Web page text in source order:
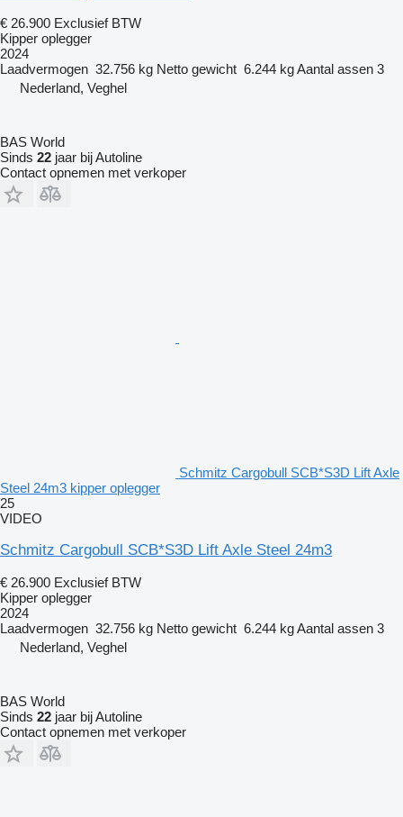
€ 26.900 Exclusief BTW
Kipper oplegger
2024
Laadvermogen 32.756 kg Netto gewicht 6.244 kgAantal assen 3
Nederland, Veghel
BAS World
Sinds 22 jaar bij Autoline
Contact opnemen met verkoper
Schmitz Cargobull SCB*S3D Lift Axle
Steel 24m3 kipper oplegger
25
VIDEO
Schmitz Cargobull SCB*S3D Lift Axle Steel 24m3
€ 26.900 Exclusief BTW
Kipper oplegger
2024
Laadvermogen 32.756 kg Netto gewicht 6.244 kgAantal assen 3
Nederland, Veghel
BAS World
Sinds 22 jaar bij Autoline
Contact opnemen met verkoper